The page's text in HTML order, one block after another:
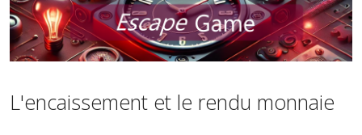
L'encaissement et le rendu monnaie